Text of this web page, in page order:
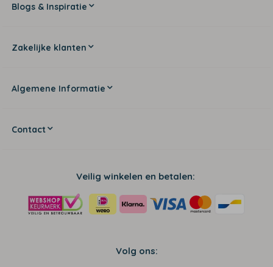
Blogs & Inspiratie
Zakelijke klanten
Algemene Informatie
Contact
Veilig winkelen en betalen:
Volg ons: